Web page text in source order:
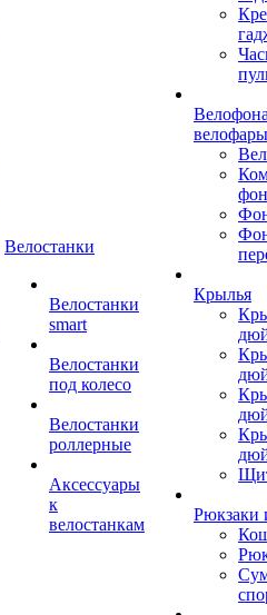
Велостанки
Велостанки
smart
Велостанки
под колесо
Велостанки
роллерные
Аксессуары
к
велостанкам
велофары
Крылья
Рюкзаки